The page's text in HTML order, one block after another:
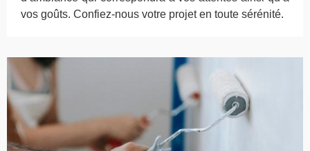
vos goûts. Confiez-nous votre projet en toute sérénité.